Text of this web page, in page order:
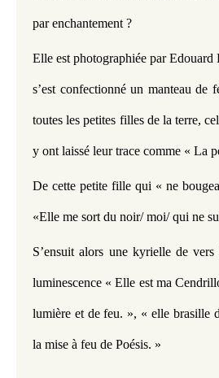
par enchantement ?
Elle est photographiée par
s’est confectionné un manteau de
toutes les petites filles de la terre,
y ont laissé leur trace comme « La
De cette petite fille qui « ne
«Elle me sort du noir/ moi/ qui ne
S’ensuit alors une kyrielle de
luminescence « Elle est ma
lumière et de feu. », « elle brasille
la mise à feu de Poésis. »